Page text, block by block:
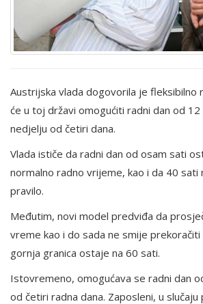
Austrijska vlada dogovorila je fleksibilno
će u toj državi omogućiti radni dan od 12
nedjelju od četiri dana.
Vlada ističe da radni dan od osam sati
normalno radno vrijeme, kao i da 40
pravilo.
Međutim, novi model predviđa da
vreme kao i do sada ne smije
gornja granica ostaje na 60 sati.
Istovremeno, omogućava se radni dan
od četiri radna dana. Zaposleni, u slučaju